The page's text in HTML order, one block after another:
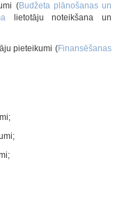
(Budžeta plānošanas un
lietotāju noteikšana un
pieteikumi (Finansēšanas